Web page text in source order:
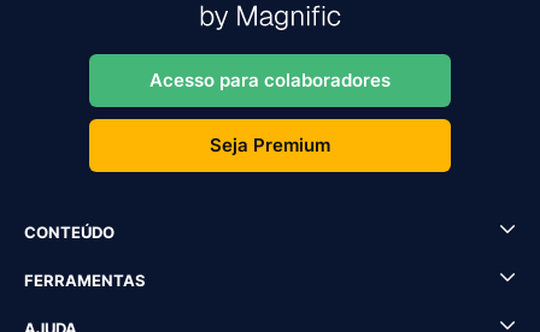
Acesso para colaboradores
Seja Premium
CONTEÚDO
FERRAMENTAS